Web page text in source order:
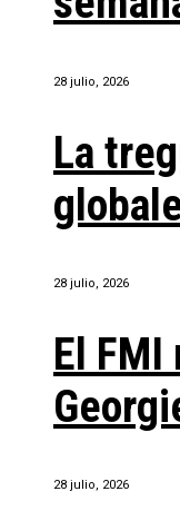
28 julio, 2026
La
28 julio, 2026
El
28 julio, 2026